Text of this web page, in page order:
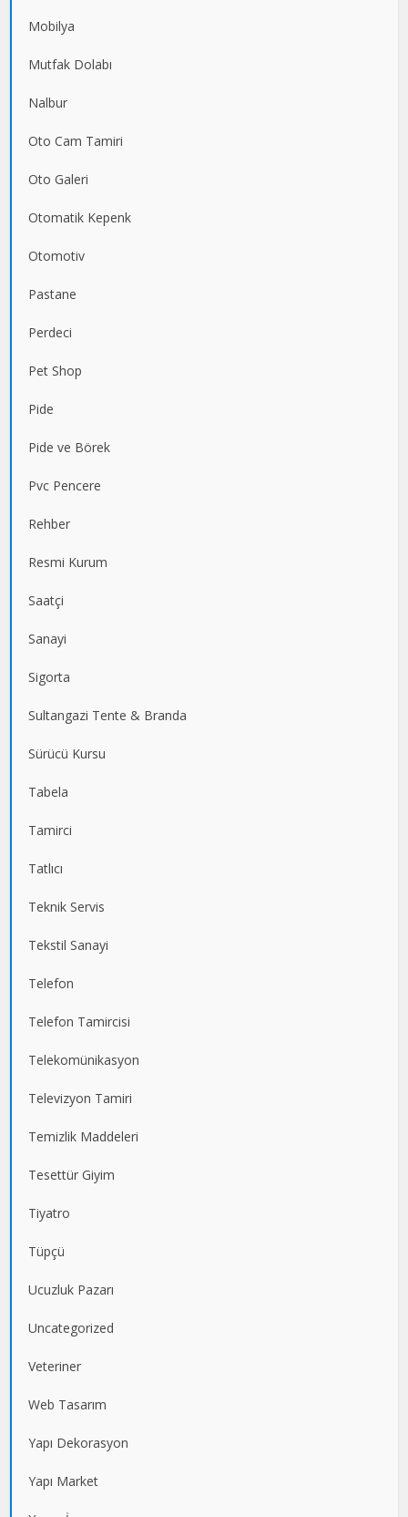
Mobilya
Mutfak Dolabı
Nalbur
Oto Cam Tamiri
Oto Galeri
Otomatik Kepenk
Otomotiv
Pastane
Perdeci
Pet Shop
Pide
Pide ve Börek
Pvc Pencere
Rehber
Resmi Kurum
Saatçi
Sanayi
Sigorta
Sultangazi Tente & Branda
Sürücü Kursu
Tabela
Tamirci
Tatlıcı
Teknik Servis
Tekstil Sanayi
Telefon
Telefon Tamircisi
Telekomünikasyon
Televizyon Tamiri
Temizlik Maddeleri
Tesettür Giyim
Tiyatro
Tüpçü
Ucuzluk Pazarı
Uncategorized
Veteriner
Web Tasarım
Yapı Dekorasyon
Yapı Market